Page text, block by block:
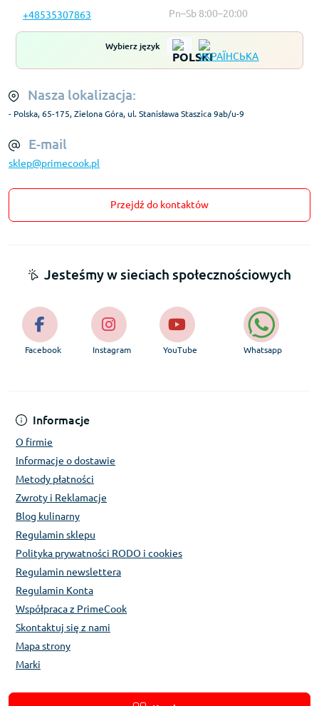
+48535307863 Pn–Sb 8:00–20:00
Wybierz język
Nasza lokalizacja:
- Polska, 65-175, Zielona Góra, ul. Stanisława Staszica 9ab/u-9
E-mail
sklep@primecook.pl
Przejdź do kontaktów
Informacje
O firmie
Informacje o dostawie
Metody płatności
Zwroty i Reklamacje
Blog kulinarny
Regulamin sklepu
Polityka prywatności RODO i cookies
Regulamin newslettera
Regulamin Konta
Współpraca z PrimeCook
Skontaktuj się z nami
Mapa strony
Marki
Jesteśmy w sieciach społecznościowych
Facebook Instagram YouTube Whatsapp